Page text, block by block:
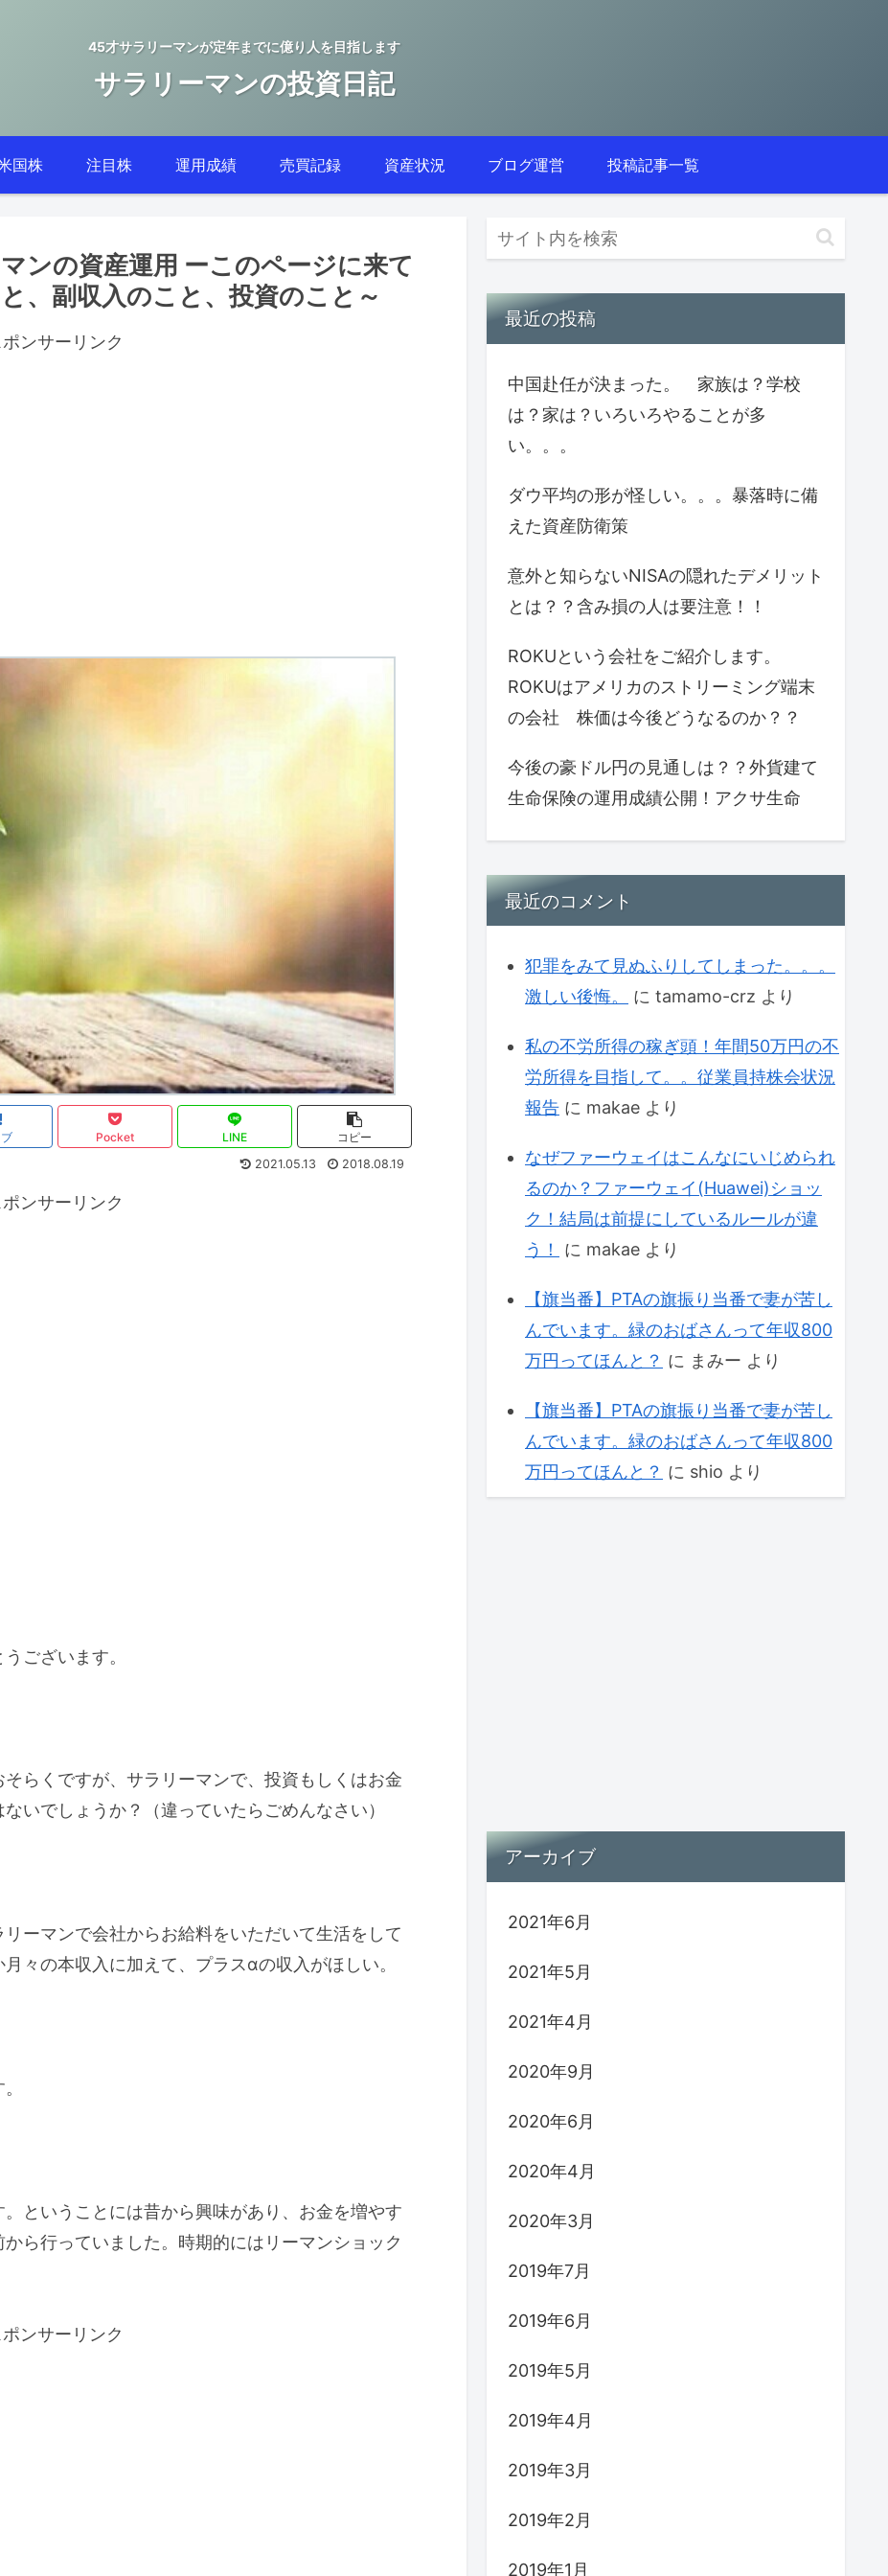
45才サラリーマンが定年までに億り人を目指します
サラリーマンの投資日記
国株 注目株 運用成績 売買記録 資産状況 ブログ運営 投稿記事一覧
ンの資産運用 ーこのページに来て
、副収入のこと、投資のこと～
ポンサーリンク
Pocket LINE
コピー
2021.05.13
2018.08.19
ンサーリンク
ございます。
らくですが、サラリーマンで、投資もしくはお金
いでしょうか？（違っていたらごめんなさい）
ーマンで会社からお給料をいただいて生活をして
々の本収入に加えて、プラスαの収入がほしい。
ということには昔から興味があり、お金を増やす
ら行っていました。時期的にはリーマンショック
ポンサーリンク
最近の投稿
中国赴任が決まった。 家族は？学校
は？家は？いろいろやることが多
い。。。
ダウ平均の形が怪しい。。。暴落時に備
えた資産防衛策
意外と知らないNISAの隠れたデメリット
とは？？含み損の人は要注意！！
ROKUという会社をご紹介します。
ROKUはアメリカのストリーミング端末
の会社 株価は今後どうなるのか？？
今後の豪ドル円の見通しは？？外貨建て
生命保険の運用成績公開！アクサ生命
最近のコメント
犯罪をみて見ぬふりしてしまった。。。
激しい後悔。
に tamamo-crz より
私の不労所得の稼ぎ頭！年間50万円の不
労所得を目指して。。従業員持株会状況
報告 に makae より
なぜファーウェイはこんなにいじめられ
るのか？ファーウェイ(Huawei)ショッ
ク！結局は前提にしているルールが違
う！
に makae より
【旗当番】PTAの旗振り当番で妻が苦し
んでいます。緑のおばさんって年収800
万円ってほんと？ に まみー より
【旗当番】PTAの旗振り当番で妻が苦し
んでいます。緑のおばさんって年収800
万円ってほんと？ に shio より
アーカイブ
2021年6月
2021年5月
2021年4月
2020年9月
2020年6月
2020年4月
2020年3月
2019年7月
2019年6月
2019年5月
2019年4月
2019年3月
2019年2月
2019年1月